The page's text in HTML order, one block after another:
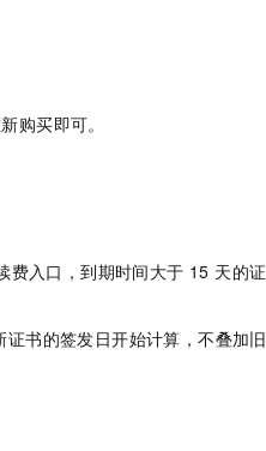
购买即可。
费入口，到期时间大于 15 天的证
书的签发日开始计算，不叠加旧